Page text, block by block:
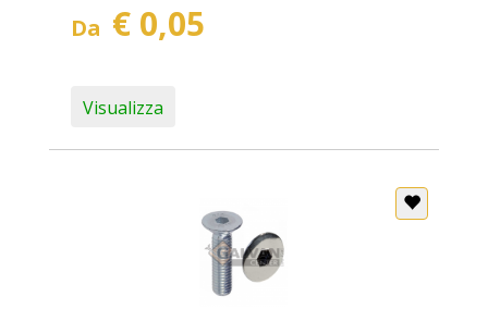
Da € 0,05
Visualizza